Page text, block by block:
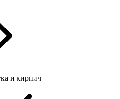
и кирпич